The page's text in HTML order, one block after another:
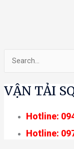
m
VẬN TẢI
Hotline:
Hotline: